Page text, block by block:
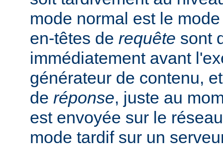
mode normal est le
en-têtes de requête sont
immédiatement avant
générateur de contenu,
de réponse, juste au
est envoyée sur le
mode tardif sur un